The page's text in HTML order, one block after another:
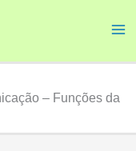
– Funções da